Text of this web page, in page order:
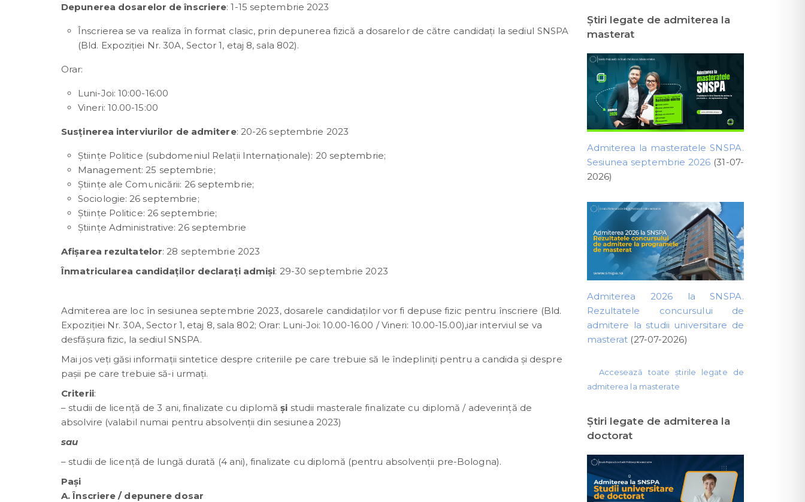
Depunerea dosarelor de înscriere: 1-15 septembrie 2023
Înscrierea se va realiza în format clasic, prin depunerea fizică a dosarelor de către candidați la sediul SNSPA
(Bld. Expoziției Nr. 30A, Sector 1, etaj 8, sala 802).
Orar:
Luni-Joi: 10:00-16:00
Vineri: 10.00-15:00
Susținerea interviurilor de admitere: 20-26 septembrie 2023
Științe Politice (subdomeniul Relații Internaționale): 20 septembrie;
Management: 25 septembrie;
Științe ale Comunicării: 26 septembrie;
Sociologie: 26 septembrie;
Științe Politice: 26 septembrie;
Științe Administrative: 26 septembrie
Afișarea rezultatelor: 28 septembrie 2023
Înmatricularea candidaților declarați admiși: 29-30 septembrie 2023
Admiterea are loc în sesiunea septembrie 2023, dosarele candidaților vor fi depuse fizic pentru înscriere (Bld.
Expoziției Nr. 30A, Sector 1, etaj 8, sala 802; Orar: Luni-Joi: 10.00-16.00 / Vineri: 10.00-15.00),iar interviul se va
desfășura fizic, la sediul SNSPA.
Mai jos veți găsi informații sintetice despre criteriile pe care trebuie să le îndepliniți pentru a candida și despre
pașii pe care trebuie să-i urmați.
Criterii:
– studii de licență de 3 ani, finalizate cu diplomăși studii masterale finalizate cu diplomă / adeverință de
absolvire (valabil numai pentru absolvenții din sesiunea 2023)
sau
– studii de licență de lungă durată (4 ani), finalizate cu diplomă (pentru absolvenții pre-Bologna).
Pași
A. Înscriere / depunere dosar
Ştiri legate de admiterea la
masterat
Admiterea la masteratele SNSPA.
Sesiunea septembrie 2026 (31-07-
2026)
Admiterea 2026 la SNSPA.
Rezultatele concursului de
admitere la studii universitare de
masterat (27-07-2026)
Accesează toate știrile legate de
admiterea la masterate
Ştiri legate de admiterea la
doctorat